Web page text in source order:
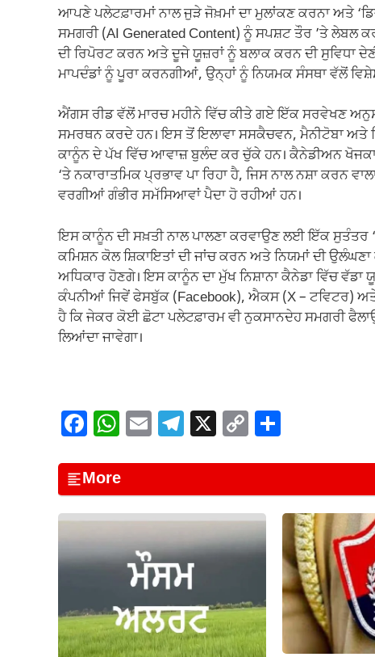
ਆਪਣੇ ਪਲੇਟਫ਼ਾਰਮਾਂ ਨਾਲ ਜੁੜੇ ਜੋਖ਼ਮਾਂ ਦਾ ਮੁਲਾਂਕਣ ਕਰਨਾ ਅਤੇ
ਸਮਗਰੀ (AI Generated Content) ਨੂੰ ਸਪਸ਼ਟ ਤੌਰ ’ਤੇ ਲੇਬਲ
ਦੀ ਰਿਪੋਰਟ ਕਰਨ ਅਤੇ ਦੂਜੇ ਯੂਜ਼ਰਾਂ ਨੂੰ ਬਲਾਕ ਕਰਨ ਦੀ ਸੁਵਿਧਾ
ਮਾਪਦੰਡਾਂ ਨੂੰ ਪੂਰਾ ਕਰਨਗੀਆਂ, ਉਨ੍ਹਾਂ ਨੂੰ ਨਿਯਮਕ ਸੰਸਥਾ ਵੱਲੋਂ
ਐਂਗਸ ਰੀਡ ਵੱਲੋਂ ਮਾਰਚ ਮਹੀਨੇ ਵਿੱਚ ਕੀਤੇ ਗਏ ਇੱਕ ਸਰਵੇਖਣ
ਸਮਰਥਨ ਕਰਦੇ ਹਨ। ਇਸ ਤੋਂ ਇਲਾਵਾ ਸਸਕੈਚਵਨ, ਮੈਨੀਟੋਬਾ ਅਤੇ
ਕਾਨੂੰਨ ਦੇ ਪੱਖ ਵਿੱਚ ਆਵਾਜ਼ ਬੁਲੰਦ ਕਰ ਚੁੱਕੇ ਹਨ। ਕੈਨੇਡੀਅਨ
‘ਤੇ ਨਕਾਰਾਤਮਿਕ ਪ੍ਰਭਾਵ ਪਾ ਰਿਹਾ ਹੈ, ਜਿਸ ਨਾਲ ਨਸ਼ਾ ਕਰਨ
ਵਰਗੀਆਂ ਗੰਭੀਰ ਸਮੱਸਿਆਵਾਂ ਪੈਦਾ ਹੋ ਰਹੀਆਂ ਹਨ।
ਇਸ ਕਾਨੂੰਨ ਦੀ ਸਖ਼ਤੀ ਨਾਲ ਪਾਲਣਾ ਕਰਵਾਉਣ ਲਈ ਇੱਕ ਸੁਤੰਤਰ
ਕਮਿਸ਼ਨ ਕੋਲ ਸ਼ਿਕਾਇਤਾਂ ਦੀ ਜਾਂਚ ਕਰਨ ਅਤੇ ਨਿਯਮਾਂ ਦੀ
ਅਧਿਕਾਰ ਹੋਣਗੇ। ਇਸ ਕਾਨੂੰਨ ਦਾ ਮੁੱਖ ਨਿਸ਼ਾਨਾ ਕੈਨੇਡਾ ਵਿੱਚ
ਕੰਪਨੀਆਂ ਜਿਵੇਂ ਫੇਸਬੁੱਕ (Facebook), ਐਕਸ (X – ਟਵਿਟਰ)
ਹੈ ਕਿ ਜੇਕਰ ਕੋਈ ਛੋਟਾ ਪਲੇਟਫ਼ਾਰਮ ਵੀ ਨੁਕਸਾਨਦੇਹ ਸਮਗਰੀ
ਲਿਆਂਦਾ ਜਾਵੇਗਾ।
F
c
e
b
o
k
W
at
s
A
p
p
E T
gr
a
m
X C
y
Li
n
e
More